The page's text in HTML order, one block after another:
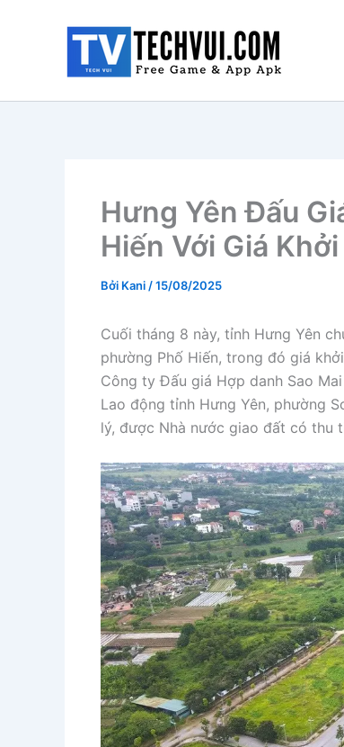
Hưng Yên Đấu
Hiến Với Giá
Bởi Kani /15/08/2025
Cuối tháng 8 này, tỉnh Hưng Yên
phường Phố Hiến, trong đó giá
Công ty Đấu giá Hợp danh Sao
Lao động tỉnh Hưng Yên, phường
lý, được Nhà nước giao đất có thu